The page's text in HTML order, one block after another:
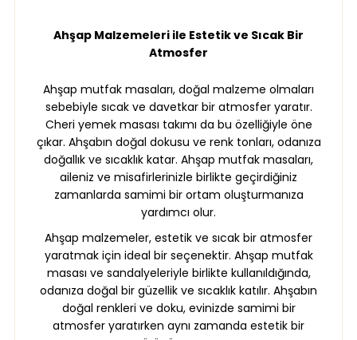
Ahşap Malzemeleri ile Estetik ve Sıcak Bir
Atmosfer
Ahşap mutfak masaları, doğal malzeme olmaları
sebebiyle sıcak ve davetkar bir atmosfer yaratır.
Cheri yemek masası takımı da bu özelliğiyle öne
çıkar. Ahşabın doğal dokusu ve renk tonları, odanıza
doğallık ve sıcaklık katar. Ahşap mutfak masaları,
aileniz ve misafirlerinizle birlikte geçirdiğiniz
zamanlarda samimi bir ortam oluşturmanıza
yardımcı olur.
Ahşap malzemeler, estetik ve sıcak bir atmosfer
yaratmak için ideal bir seçenektir. Ahşap mutfak
masası ve sandalyeleriyle birlikte kullanıldığında,
odanıza doğal bir güzellik ve sıcaklık katılır. Ahşabın
doğal renkleri ve doku, evinizde samimi bir
atmosfer yaratırken aynı zamanda estetik bir